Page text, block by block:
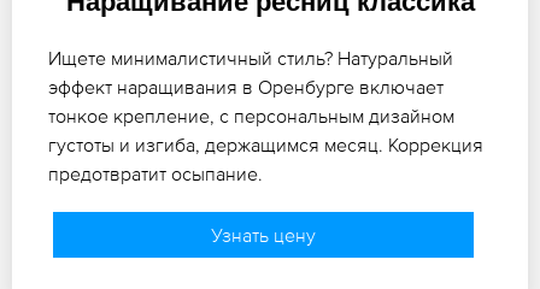
Ищете минималистичный стиль? Натуральный
эффект наращивания в Оренбурге включает
тонкое крепление, с персональным дизайном
густоты и изгиба, держащимся месяц. Коррекция
предотвратит осыпание.
Узнать цену